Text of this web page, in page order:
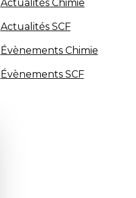
Actualités Chimie
Actualités SCF
Évènements Chimie
Évènements SCF